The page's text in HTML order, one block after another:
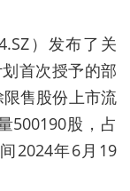
）发布了关
首次授予的部
售股份上市流
500190股，占
2024年6月19